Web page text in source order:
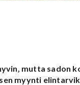
mutta sadon
myynti